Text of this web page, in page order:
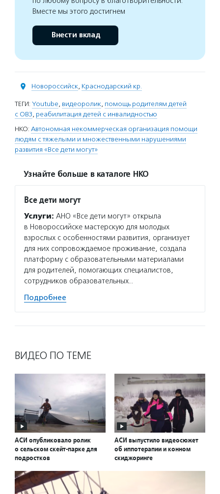
Вместе мы этого достигнем
Внести вклад
Новороссийск, Краснодарский кр.
ТЕГИ: Youtube, видеоролик, помощь родителям детей
с ОВЗ, реабилитация детей с инвалидностью
НКО: Автономная некоммерческая организация помощи
людям с тяжелыми и множественными нарушениями
развития «Все дети могут»
Узнайте больше в каталоге НКО
Все дети могут
Услуги: АНО «Все дети могут» открыла
в Новороссийске мастерскую для молодых
взрослых с особенностями развития, организует
для них сопровождаемое проживание, создала
платформу с образовательными материалами
для родителей, помогающих специалистов,
сотрудников образовательных…
Подробнее
ВИДЕО ПО ТЕМЕ
АСИ опубликовало ролик
о сельском скейт-парке для
подростков
АСИ выпустило видеосюжет
об иппотерапии и конном
скиджоринге